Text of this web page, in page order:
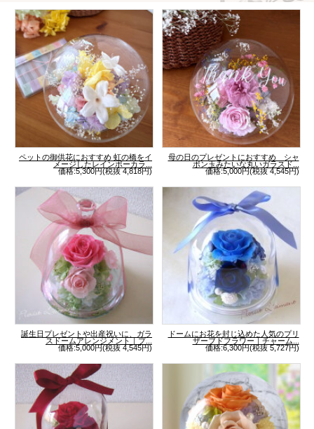
ペットの御供花におすすめ 虹の橋をイ
メージしたレインボーカラ...
価格:5,300円(税抜 4,818円)
母の日のプレゼントにおすすめ シャ
ボン玉みたいな丸いガラスド...
価格:5,000円(税抜 4,545円)
誕生日プレゼントや出産祝いに、ガラ
スドームアレンジメント｜プ...
価格:5,000円(税抜 4,545円)
ドームにお花を封じ込めた人気のプリ
ザーブドフラワー｜チャーム...
価格:6,300円(税抜 5,727円)